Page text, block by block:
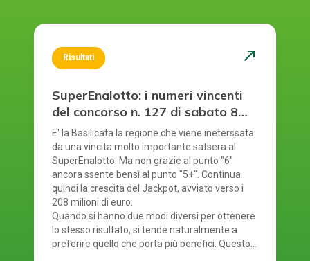
Risultati north_east
SuperEnalotto: i numeri vincenti
del concorso n. 127 di sabato 8
agosto 2026
E' la Basilicata la regione che viene ineterssata
da una vincita molto importante satsera al
SuperEnalotto. Ma non grazie al punto "6"
ancora ssente bensì al punto "5+". Continua
quindi la crescita del Jackpot, avviato verso i
208 milioni di euro.
Quando si hanno due modi diversi per ottenere
lo stesso risultato, si tende naturalmente a
preferire quello che porta più benefici. Questo